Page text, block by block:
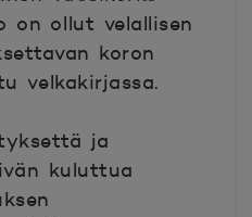
on ollut velallisen
koron
velkakirjassa.
ja
kuluttua